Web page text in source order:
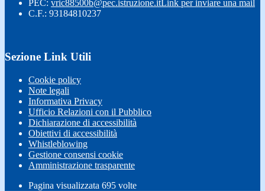
PEC: vric88500b@pec.istruzione.itLink per inviare una mail
C.F.: 93184810237
Sezione Link Utili
Cookie policy
Note legali
Informativa Privacy
Ufficio Relazioni con il Pubblico
Dichiarazione di accessibilità
Obiettivi di accessibilità
Whistleblowing
Gestione consensi cookie
Amministrazione trasparente
Pagina visualizzata 695 volte